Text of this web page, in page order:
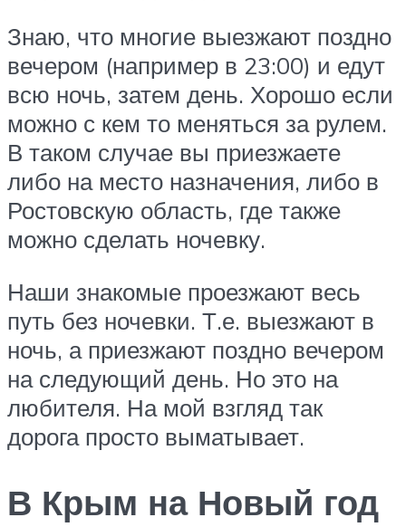
Знаю, что многие выезжают поздно
вечером (например в 23:00) и едут
всю ночь, затем день. Хорошо если
можно с кем то меняться за рулем.
В таком случае вы приезжаете
либо на место назначения, либо в
Ростовскую область, где также
можно сделать ночевку.
Наши знакомые проезжают весь
путь без ночевки. Т.е. выезжают в
ночь, а приезжают поздно вечером
на следующий день. Но это на
любителя. На мой взгляд так
дорога просто выматывает.
В Крым на Новый год